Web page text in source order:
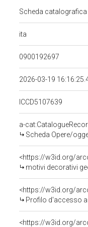
Scheda
ita
0900192697
2026-03-19
ICCD5107639
a-
Scheda Opere/
<https://w3id.org/
motivi decorativi
<https://w3id.org/
Profilo d'accesso
<https://w3id.org/